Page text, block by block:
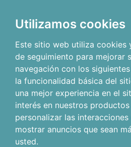
Utilizamos cookies
Este sitio web utiliza cookies
de seguimiento para mejorar
navegación con los
la funcionalidad básica del
una mejor experiencia en el
interés en nuestros
personalizar las
mostrar anuncios que sean
usted.